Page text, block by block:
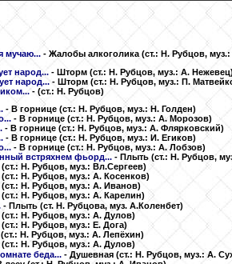
мучаю... - Жалобы алкоголика (ст.: Н. Рубцов,
народ... - Шторм (ст.: Н. Рубцов, муз.: А.
народ... - Шторм (ст.: Н. Рубцов, муз.: П.
- (ст.: Н. Рубцов)
- В горнице (ст.: Н. Рубцов, муз.: Н. Голден)
- В горнице (ст.: Н. Рубцов, муз.: А. Морозов)
- В горнице (ст.: Н. Рубцов, муз.: А. Флярковский)
- В горнице (ст.: Н. Рубцов, муз.: И. Егиков)
- В горнице (ст.: Н. Рубцов, муз.: А. Лобзов)
встряхнем фьорд... - Плыть (ст.: Н. Рубцов,
(ст.: Н. Рубцов, муз.: Вл.Сергеев)
(ст.: Н. Рубцов, муз.: А. Косенков)
(ст.: Н. Рубцов, муз.: А. Иванов)
(ст.: Н. Рубцов, муз.: А. Карелин)
- Плыть (ст. Н. Рубцова, муз. А.Коленбет)
(ст.: Н. Рубцов, муз.: А. Дулов)
(ст.: Н. Рубцов, муз.: Е. Дога)
(ст.: Н. Рубцов, муз.: А. Лепёхин)
(ст.: Н. Рубцов, муз.: А. Дулов)
беда... - Душевная (ст.: Н. Рубцов, муз.: А.